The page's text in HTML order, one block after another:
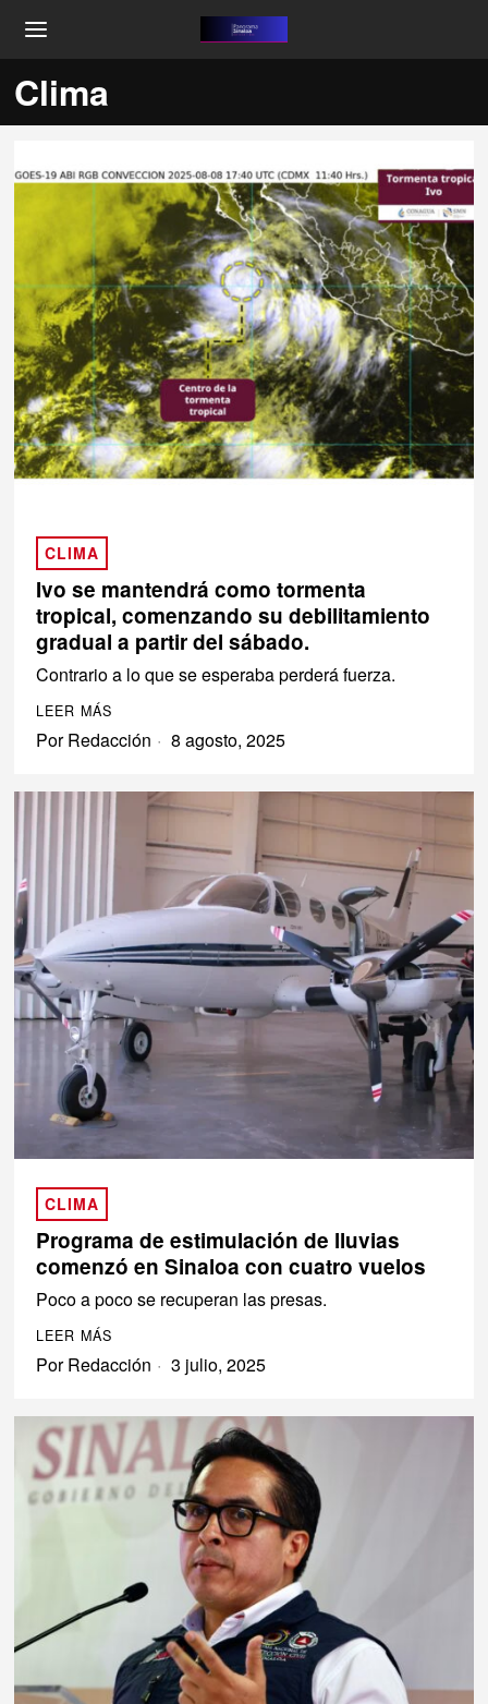
Clima
CLIMA
Ivo se mantendrá como tormenta
tropical, comenzando su debilitamiento
gradual a partir del sábado.
Contrario a lo que se esperaba perderá fuerza.
LEER MÁS
PorRedacción 8 agosto, 2025
CLIMA
Programa de estimulación de lluvias
comenzó en Sinaloa con cuatro vuelos
Poco a poco se recuperan las presas.
LEER MÁS
PorRedacción 3 julio, 2025